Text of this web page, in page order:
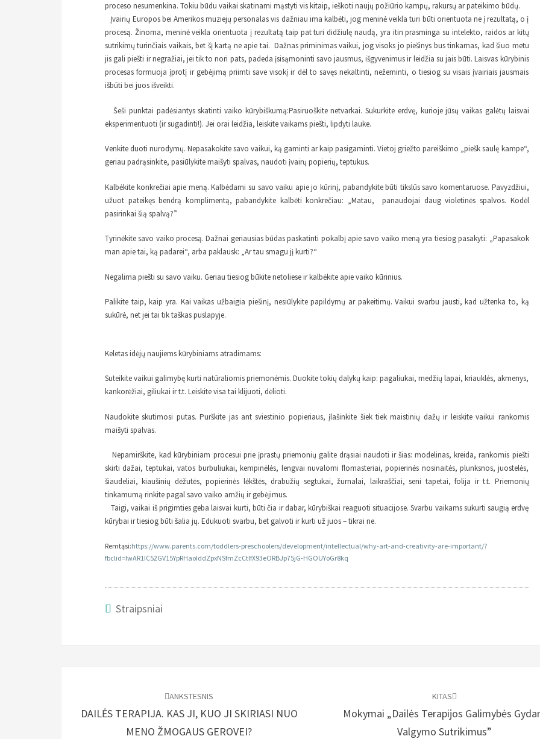
proceso nesumenkina. Tokiu būdu vaikai skatinami mąstyti vis kitaip, ieškoti naujų požiūrio kampų, rakursų ar pateikimo būdų.
Įvairių Europos bei Amerikos muziejų personalas vis dažniau ima kalbėti, jog meninė veikla turi būti orientuota ne į rezultatą, o į
procesą. Žinoma, meninė veikla orientuota į rezultatą taip pat turi didžiulę naudą, yra itin prasminga su intelekto, raidos ar kitų
sutrikimų turinčiais vaikais, bet šį kartą ne apie tai. Dažnas priminimas vaikui, jog visoks jo piešinys bus tinkamas, kad šiuo metu
jis gali piešti ir negražiai, jei tik to nori pats, padeda įsisąmoninti savo jausmus, išgyvenimus ir leidžia su jais būti. Laisvas kūrybinis
procesas formuoja įprotį ir gebėjimą priimti save visokį ir dėl to savęs nekaltinti, nežeminti, o tiesiog su visais įvairiais jausmais
išbūti bei juos išveikti.
Šeši punktai padėsiantys skatinti vaiko kūrybiškumą:Pasiruoškite netvarkai. Sukurkite erdvę, kurioje jūsų vaikas galėtų laisvai
eksperimentuoti (ir sugadinti!). Jei orai leidžia, leiskite vaikams piešti, lipdyti lauke.
Venkite duoti nurodymų. Nepasakokite savo vaikui, ką gaminti ar kaip pasigaminti. Vietoj griežto pareiškimo „piešk saulę kampe“,
geriau padrąsinkite, pasiūlykite maišyti spalvas, naudoti įvairų popierių, teptukus.
Kalbėkite konkrečiai apie meną. Kalbėdami su savo vaiku apie jo kūrinį, pabandykite būti tikslūs savo komentaruose. Pavyzdžiui,
užuot pateikęs bendrą komplimentą, pabandykite kalbėti konkrečiau: „Matau, panaudojai daug violetinės spalvos. Kodėl
pasirinkai šią spalvą?”
Tyrinėkite savo vaiko procesą. Dažnai geriausias būdas paskatinti pokalbį apie savo vaiko meną yra tiesiog pasakyti: „Papasakok
man apie tai, ką padarei“, arba paklausk: „Ar tau smagu jį kurti?“
Negalima piešti su savo vaiku. Geriau tiesiog būkite netoliese ir kalbėkite apie vaiko kūrinius.
Palikite taip, kaip yra. Kai vaikas užbaigia piešinį, nesiūlykite papildymų ar pakeitimų. Vaikui svarbu jausti, kad užtenka to, ką
sukūrė, net jei tai tik taškas puslapyje.
Keletas idėjų naujiems kūrybiniams atradimams:
Suteikite vaikui galimybę kurti natūraliomis priemonėmis. Duokite tokių dalykų kaip: pagaliukai, medžių lapai, kriauklės, akmenys,
kankorėžiai, giliukai ir t.t. Leiskite visa tai klijuoti, dėlioti.
Naudokite skutimosi putas. Purškite jas ant sviestinio popieriaus, įlašinkite šiek tiek maistinių dažų ir leiskite vaikui rankomis
maišyti spalvas.
Nepamirškite, kad kūrybiniam procesui prie įprastų priemonių galite drąsiai naudoti ir šias: modelinas, kreida, rankomis piešti
skirti dažai, teptukai, vatos burbuliukai, kempinėlės, lengvai nuvalomi flomasteriai, popierinės nosinaitės, plunksnos, juostelės,
šiaudeliai, kiaušinių dėžutės, popierinės lėkštės, drabužių segtukai, žurnalai, laikraščiai, seni tapetai, folija ir t.t. Priemonių
tinkamumą rinkite pagal savo vaiko amžių ir gebėjimus.
Taigi, vaikai iš prigimties geba laisvai kurti, būti čia ir dabar, kūrybiškai reaguoti situacijose. Svarbu vaikams sukurti saugią erdvę
kūrybai ir tiesiog būti šalia jų. Edukuoti svarbu, bet galvoti ir kurti už juos – tikrai ne.
Remtąsi:https://www.parents.com/toddlers-preschoolers/development/intellectual/why-art-and-creativity-are-important/?
fbclid=IwAR1IC52GV15YpRHaoIddZpxNSfmZcCtIfX93eORBJp75jG-HGOUYoGr8kq
Straipsniai
ANKSTESNIS
DAILĖS TERAPIJA. KAS JI, KUO JI SKIRIASI NUO
MENO ŽMOGAUS GEROVEI?
KITAS
Mokymai „Dailės Terapijos Galimybės
Valgymo Sutrikimus”